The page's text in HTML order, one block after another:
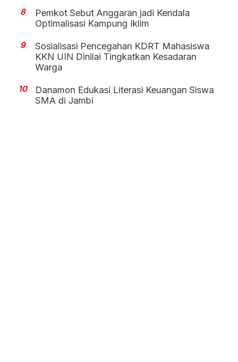
8
Pemkot Sebut Anggaran jadi Kendala
Optimalisasi Kampung Iklim
9
Sosialisasi Pencegahan KDRT Mahasiswa
KKN UIN Dinilai Tingkatkan Kesadaran
Warga
10
Danamon Edukasi Literasi Keuangan Siswa
SMA di Jambi